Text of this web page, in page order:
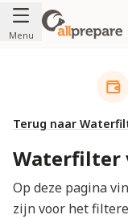
Ga naar de inhoud
Menu
Terug naar
Waterfilter
Op deze pagina
zijn voor het